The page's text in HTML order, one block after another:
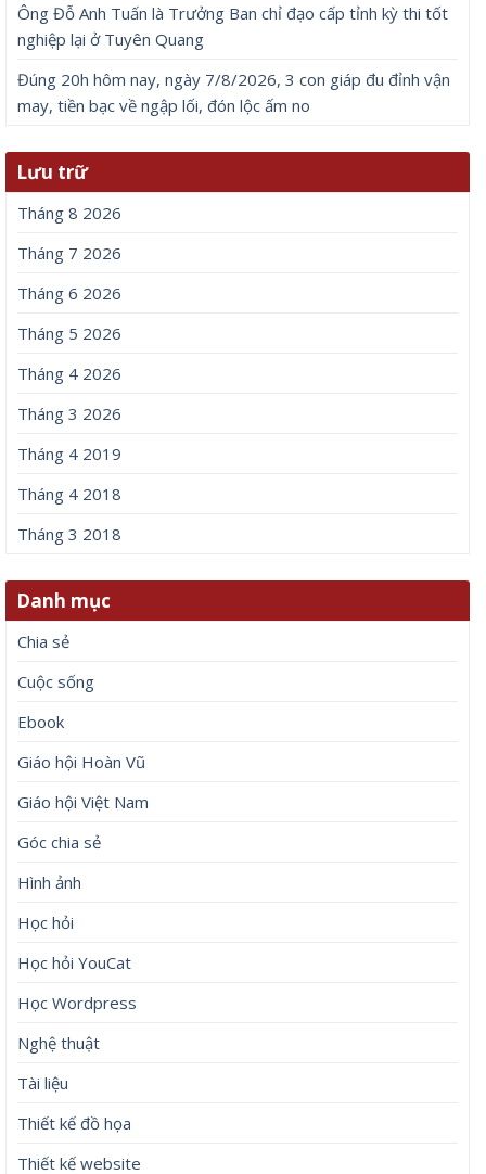
Ông Đỗ Anh Tuấn là Trưởng Ban chỉ đạo cấp tỉnh kỳ thi tốt
nghiệp lại ở Tuyên Quang
Đúng 20h hôm nay, ngày 7/8/2026, 3 con giáp đu đỉnh vận
may, tiền bạc về ngập lối, đón lộc ấm no
Lưu trữ
Tháng 8 2026
Tháng 7 2026
Tháng 6 2026
Tháng 5 2026
Tháng 4 2026
Tháng 3 2026
Tháng 4 2019
Tháng 4 2018
Tháng 3 2018
Danh mục
Chia sẻ
Cuộc sống
Ebook
Giáo hội Hoàn Vũ
Giáo hội Việt Nam
Góc chia sẻ
Hình ảnh
Học hỏi
Học hỏi YouCat
Học Wordpress
Nghệ thuật
Tài liệu
Thiết kế đồ họa
Thiết kế website